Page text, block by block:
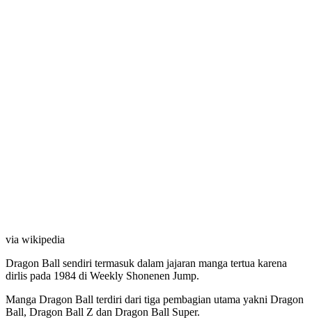
via wikipedia
Dragon Ball sendiri termasuk dalam jajaran manga tertua karena
dirlis pada 1984 di Weekly Shonenen Jump.
Manga Dragon Ball terdiri dari tiga pembagian utama yakni Dragon
Ball, Dragon Ball Z dan Dragon Ball Super.